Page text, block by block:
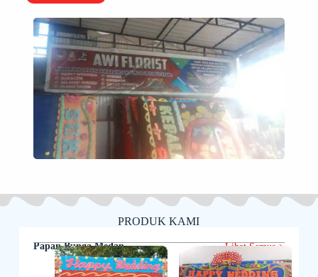
PRODUK KAMI
Papan Bunga Medan Lihat Semua >